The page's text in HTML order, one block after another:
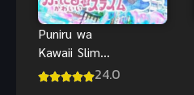
Puniru wa
Kawaii Slime
พุนิรุ สไลม์24.0